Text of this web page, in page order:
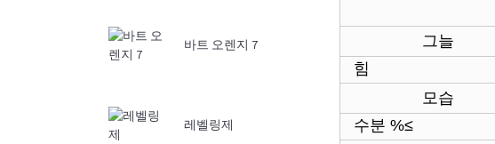
바트 오렌지 7
레벨링제
그늘
힘
모습
수분 %≤